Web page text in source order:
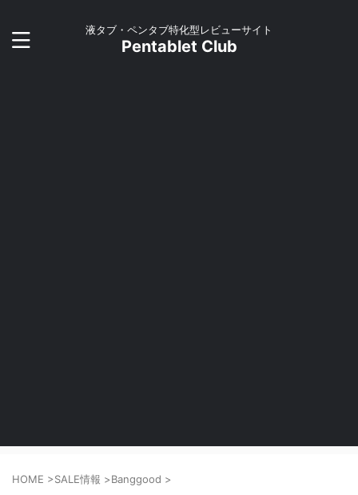
液タブ・ペンタブ特化型レビューサイト
Pentablet Club
HOME >SALE情報 >Banggood >